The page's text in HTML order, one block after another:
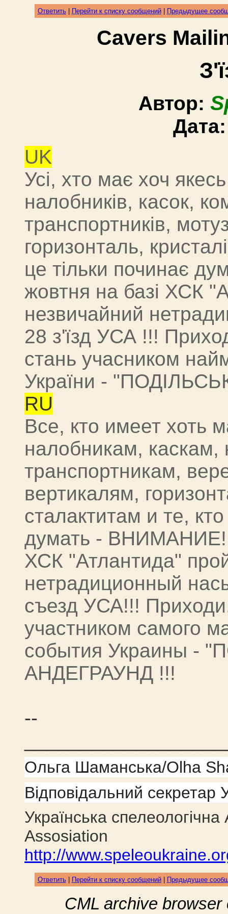
Ответить| Перейти к списку сообщений| Предыдущее
Cavers
Автор:
UK
Усі, хто має хоч
налобників, касок,
транспортників,
горизонталь,
це тільки починає
жовтня на базі ХСК
незвичайний
28 з'їзд УСА !!!
стань учасником
України -
RU
Все, кто имеет хоть
налобникам, каскам,
транспортникам,
вертикалям,
сталактитам и те,
думать -
ХСК "Атлантида"
нетрадиционный
съезд УСА!!!
участником самого
события Украины -
АНДЕГРАУНД !!!
--
Ольга Шаманська/Olha
Відповідальний
Українська спелеологічна
Assosiation
http://
Ответить| Перейти к списку сообщений| Предыдущее
CML archive